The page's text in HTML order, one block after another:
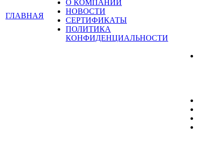
ГЛАВНАЯ
О КОМПАНИИ
НОВОСТИ
СЕРТИФИКАТЫ
ПОЛИТИКА
КОНФИДЕНЦИАЛЬНОСТИ